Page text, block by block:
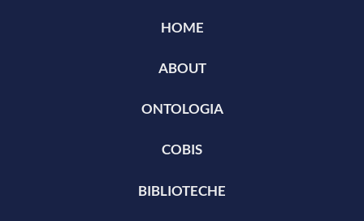
HOME
ABOUT
ONTOLOGIA
COBIS
BIBLIOTECHE